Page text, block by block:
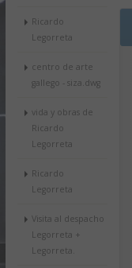
Ricardo
Legorreta
centro de arte
gallego - siza.dwg
vida y obras de
Ricardo
Legorreta
Ricardo
Legorreta
Visita al despacho
Legorreta +
Legorreta.